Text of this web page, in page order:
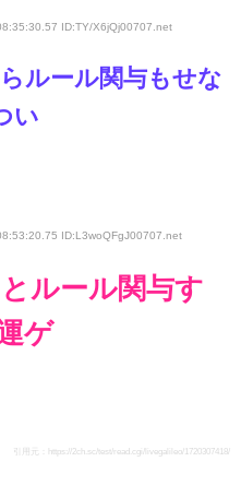
ID:TY/X6jQj00707.net
ルール関与もせな
い
ID:L3woQFgJ00707 .net
ルール関与す
ゲ
引用元： https://2ch.sc/test/read.cgi/livegalileo/1720307418/